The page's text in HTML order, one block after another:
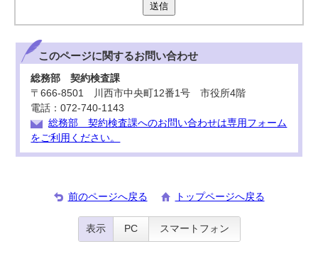
送信
このページに関するお問い合わせ
総務部 契約検査課
〒666-8501 川西市中央町12番1号 市役所4階
電話：072-740-1143
総務部 契約検査課へのお問い合わせは専用フォーム
をご利用ください。
前のページへ戻る トップページへ戻る
表示 PC スマートフォン